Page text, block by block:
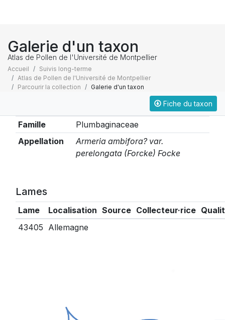
Galerie d'un taxon
Atlas de Pollen de l'Université de Montpellier
Accueil
Suivis long-terme
Atlas de Pollen de l'Université de Montpellier
Parcourir la collection
Galerie d'un taxon
Fiche du taxon
Famille
Plumbaginaceae
Appellation
Armeria ambifora? var.
perelongata (Forcke) Focke
Lames
Lame Localisation Source Collecteur·rice
43405 Allemagne